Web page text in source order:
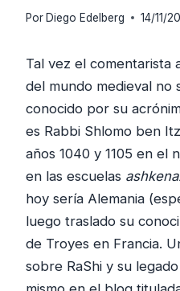
Por Diego Edelberg 14/11/
Tal vez el comentarista
del mundo medieval no
conocido por su
es Rabbi Shlomo ben
años 1040 y 1105 en el
en las escuelas
hoy sería Alemania
luego traslado su
de Troyes en Francia.
sobre RaShi y su